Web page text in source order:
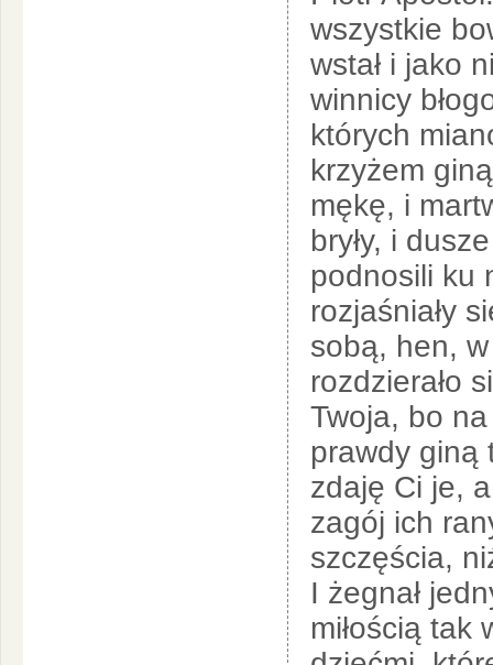
wszystkie
wstał i jako
winnicy
których
krzyżem
mękę, i
bryły, i
podnosili ku
rozjaśniały
sobą, hen,
rozdzierało
Twoja, bo
prawdy giną
zdaję Ci je,
zagój ich
szczęścia,
I żegnał
miłością tak